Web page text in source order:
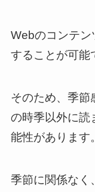
Webのコンテン
することが可能
そのため、季節
の時季以外に読
能性があります。
季節に関係なく